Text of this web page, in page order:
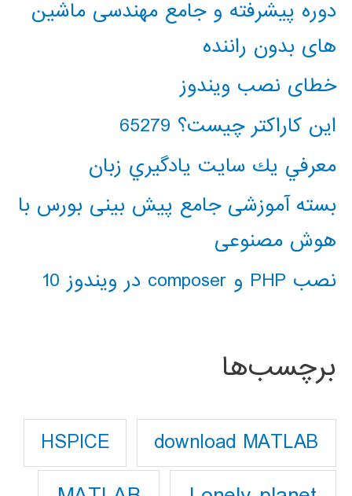
دوره پیشرفته و جامع مهندسی ماشین
های بدون راننده
خطای نصب ویندوز
این کاراکتر چیست؟ 65279
معرفي يك سايت يادگيري زبان
بسته آموزشی جامع پیش بینی بورس با
هوش مصنوعی
نصب PHP و composer در ویندوز 10
برچسب‌ها
download MATLAB
HSPICE